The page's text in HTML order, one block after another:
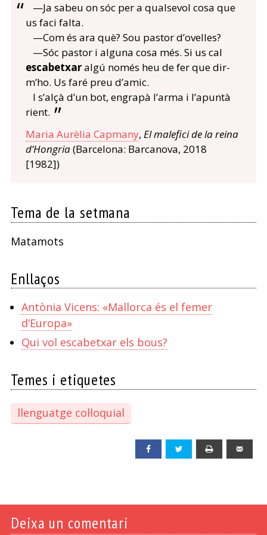
—Ja sabeu on sóc per a qualsevol cosa que
us faci falta.
—Com és ara què? Sou pastor d’ovelles?
—Sóc pastor i alguna cosa més. Si us cal
escabetxaralgú només heu de fer que dir-
m’ho. Us faré preu d’amic.
I s’alçà d’un bot, engrapà l’arma i l’apuntà
rient.
Maria Aurèlia Capmany, El malefici de la reina
d’Hongria(Barcelona: Barcanova, 2018
[1982])
Tema de la setmana
Matamots
Enllaços
Antònia Vicens: «Mallorca és el femer
d’Europa»
Qui vol escabetxar els bous?
Temes i etiquetes
llenguatge col·loquial
Facebook Twitter
Deixa un comentari